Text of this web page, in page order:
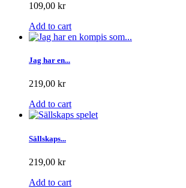
109,00 kr
Add to cart
Jag har en...
219,00 kr
Add to cart
Sällskaps...
219,00 kr
Add to cart